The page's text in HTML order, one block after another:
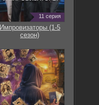
11 серия
Импровизаторы (1-5
сезон)